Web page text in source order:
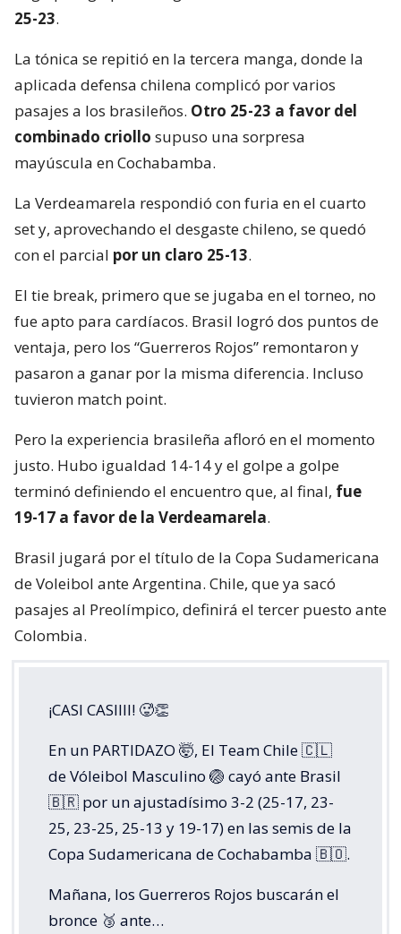
25-23.
La tónica se repitió en la tercera manga, donde la
aplicada defensa chilena complicó por varios
pasajes a los brasileños. Otro 25-23 a favor del
combinado criollo supuso una sorpresa
mayúscula en Cochabamba.
La Verdeamarela respondió con furia en el cuarto
set y, aprovechando el desgaste chileno, se quedó
con el parcial por un claro 25-13.
El tie break, primero que se jugaba en el torneo, no
fue apto para cardíacos. Brasil logró dos puntos de
ventaja, pero los “Guerreros Rojos” remontaron y
pasaron a ganar por la misma diferencia. Incluso
tuvieron match point.
Pero la experiencia brasileña afloró en el momento
justo. Hubo igualdad 14-14 y el golpe a golpe
terminó definiendo el encuentro que, al final, fue
19-17 a favor de la Verdeamarela.
Brasil jugará por el título de la Copa Sudamericana
de Voleibol ante Argentina. Chile, que ya sacó
pasajes al Preolímpico, definirá el tercer puesto ante
Colombia.
¡CASI CASIIII! 🥵👏
En un PARTIDAZO 🤯, El Team Chile 🇨🇱
de Vóleibol Masculino 🏐 cayó ante Brasil
🇧🇷 por un ajustadísimo 3-2 (25-17, 23-
25, 23-25, 25-13 y 19-17) en las semis de la
Copa Sudamericana de Cochabamba 🇧🇴.
Mañana, los Guerreros Rojos buscarán el
bronce 🥉 ante…